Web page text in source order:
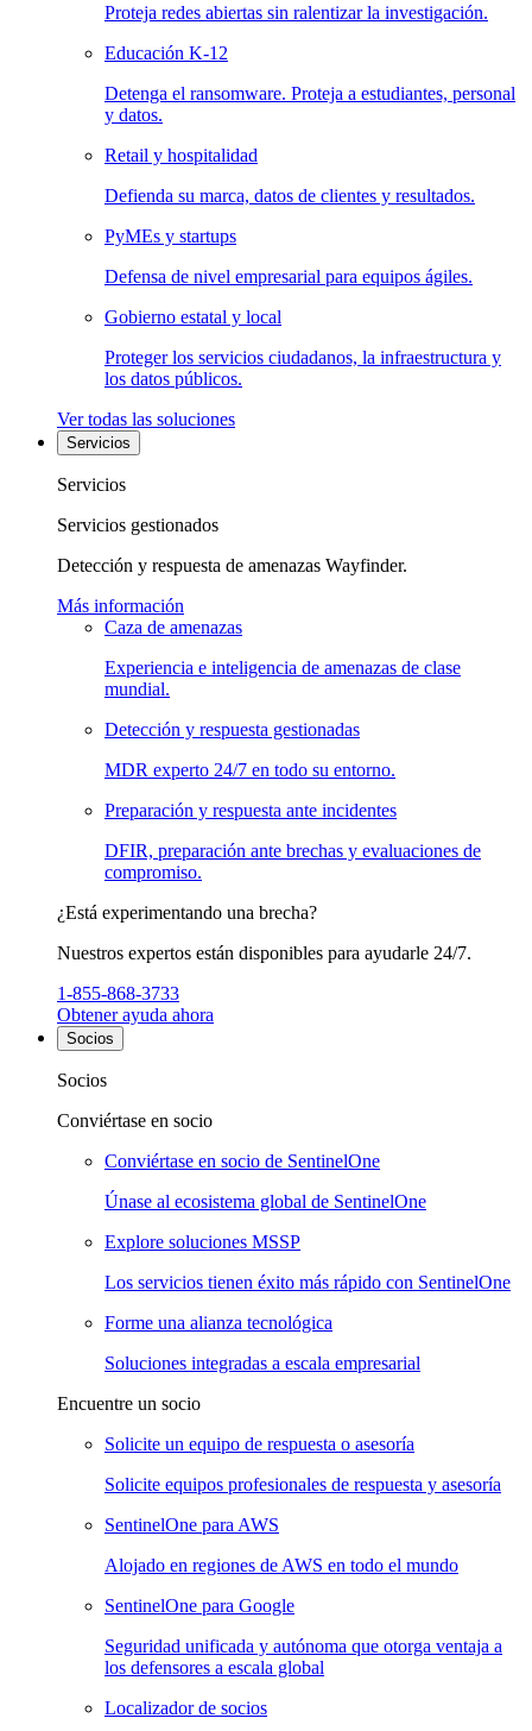
Proteja redes abiertas sin ralentizar la investigación.
Educación K-12
Detenga el ransomware. Proteja a estudiantes, personal
y datos.
Retail y hospitalidad
Defienda su marca, datos de clientes y resultados.
PyMEs y startups
Defensa de nivel empresarial para equipos ágiles.
Gobierno estatal y local
Proteger los servicios ciudadanos, la infraestructura y
los datos públicos.
Ver todas las soluciones
Servicios
Servicios
Servicios gestionados
Detección y respuesta de amenazas Wayfinder.
Más información
Caza de amenazas
Experiencia e inteligencia de amenazas de clase
mundial.
Detección y respuesta gestionadas
MDR experto 24/7 en todo su entorno.
Preparación y respuesta ante incidentes
DFIR, preparación ante brechas y evaluaciones de
compromiso.
¿Está experimentando una brecha?
Nuestros expertos están disponibles para ayudarle 24/7.
1-855-868-3733
Obtener ayuda ahora
Socios
Socios
Conviértase en socio
Conviértase en socio de SentinelOne
Únase al ecosistema global de SentinelOne
Explore soluciones MSSP
Los servicios tienen éxito más rápido con SentinelOne
Forme una alianza tecnológica
Soluciones integradas a escala empresarial
Encuentre un socio
Solicite un equipo de respuesta o asesoría
Solicite equipos profesionales de respuesta y asesoría
SentinelOne para AWS
Alojado en regiones de AWS en todo el mundo
SentinelOne para Google
Seguridad unificada y autónoma que otorga ventaja a
los defensores a escala global
Localizador de socios